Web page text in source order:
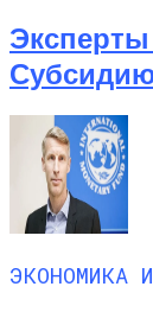
Эксперты
ЭКОНОМИКА